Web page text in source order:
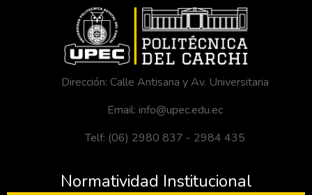
Dirección: Calle Antisana y Av. Universitaria
Email: info@upec.edu.ec
Telf: (06) 2980 837 - 2984 435
Normatividad Institucional